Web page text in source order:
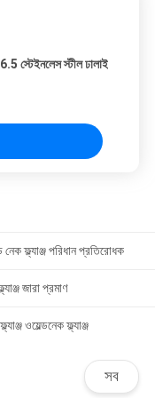
স্টীল ঢালাই
ফ্ল্যাঞ্জ পরিধান প্রতিরোধক
জারা প্রমাণ
ওয়েল্ডনেক ফ্ল্যাঞ্জ
সব